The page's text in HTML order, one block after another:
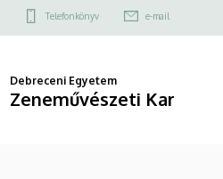
Telefonkönyv e-mail
Debreceni Egyetem
Zeneművészeti Kar